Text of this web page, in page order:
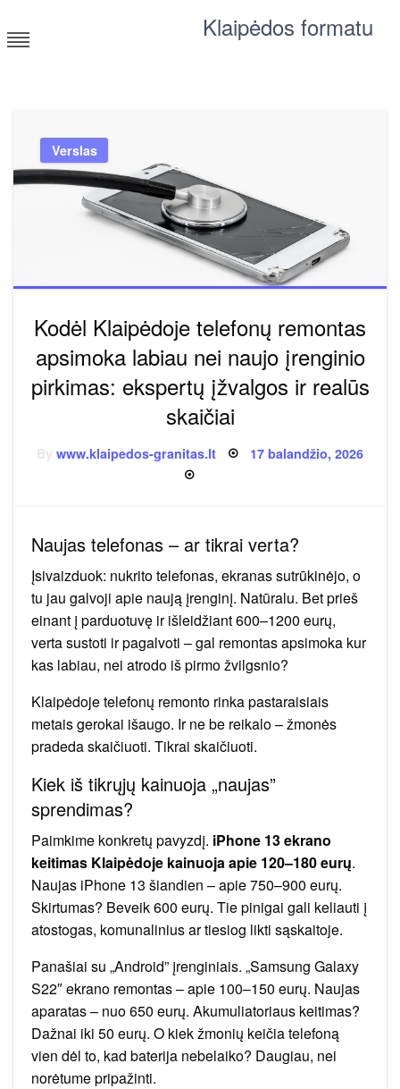
to
content
Klaipėdos formatu
Verslas
Kodėl Klaipėdoje telefonų remontas
apsimoka labiau nei naujo įrenginio
pirkimas: ekspertų įžvalgos ir realūs
skaičiai
Bywww.klaipedos-granitas.lt Posted
on
17 balandžio, 2026
Naujas telefonas – ar tikrai verta?
Įsivaizduok: nukrito telefonas, ekranas sutrūkinėjo, o
tu jau galvoji apie naują įrenginį. Natūralu. Bet prieš
einant į parduotuvę ir išleidžiant 600–1200 eurų,
verta sustoti ir pagalvoti – gal remontas apsimoka kur
kas labiau, nei atrodo iš pirmo žvilgsnio?
Klaipėdoje telefonų remonto rinka pastaraisiais
metais gerokai išaugo. Ir ne be reikalo – žmonės
pradeda skaičiuoti. Tikrai skaičiuoti.
Kiek iš tikrųjų kainuoja „naujas”
sprendimas?
Paimkime konkretų pavyzdį. iPhone 13 ekrano
keitimas Klaipėdoje kainuoja apie 120–180 eurų.
Naujas iPhone 13 šiandien – apie 750–900 eurų.
Skirtumas? Beveik 600 eurų. Tie pinigai gali keliauti į
atostogas, komunalinius ar tiesiog likti sąskaitoje.
Panašiai su „Android” įrenginiais. „Samsung Galaxy
S22″ ekrano remontas – apie 100–150 eurų. Naujas
aparatas – nuo 650 eurų. Akumuliatoriaus keitimas?
Dažnai iki 50 eurų. O kiek žmonių keičia telefoną
vien dėl to, kad baterija nebelaiko? Daugiau, nei
norėtume pripažinti.